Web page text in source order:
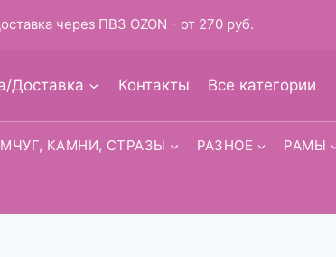
Доставка Контакты Все категории
КАМНИ, СТРАЗЫ РАЗНОЕ РАМЫ
через ПВЗ OZON - от 270 руб.